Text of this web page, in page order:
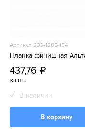
Артикул 235-1205-154
Планка финишная
437,76 a
за шт.
В наличии
В корзину